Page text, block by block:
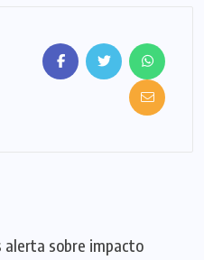
alerta sobre impacto